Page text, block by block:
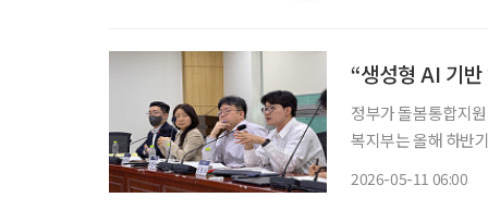
“생성형 AI 기반
정부가 돌봄통합지
복지부는 올해 하반
2026-05-11 06:00